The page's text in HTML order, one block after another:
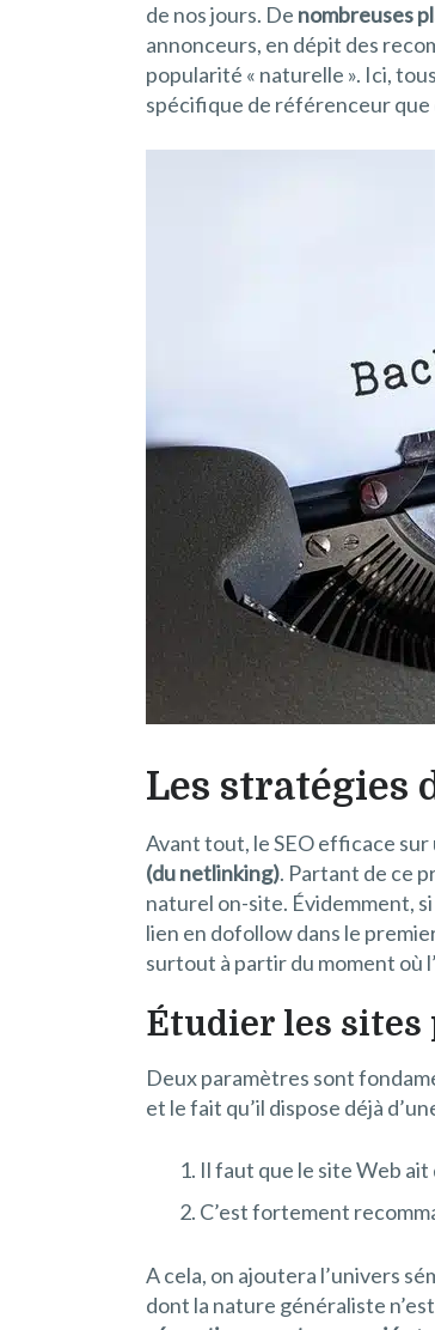
de nos jours. De nombreuses
annonceurs, en dépit des
popularité « naturelle ». Ici,
spécifique de référenceur que
Les stratégies
Avant tout, le SEO efficace
(du netlinking). Partant de ce
naturel on-site. Évidemment,
lien en dofollow dans le
surtout à partir du moment où
Étudier les sites
Deux paramètres sont
et le fait qu’il dispose déjà
Il faut que le site Web
C’est fortement
A cela, on ajoutera l’univers
dont la nature généraliste